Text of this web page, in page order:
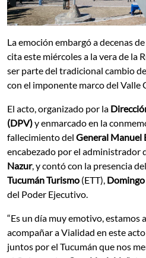
La emoción embargó a decenas
cita este miércoles a la vera de la
ser parte del tradicional cambio
con el imponente marco del Valle
El acto, organizado por la
(DPV)y enmarcado en la
fallecimiento del General Manuel
encabezado por el administrador
Nazur, y contó con la presencia
Tucumán Turismo (ETT),
del Poder Ejecutivo.
“Es un día muy emotivo, estamos
acompañar a Vialidad en este
juntos por el Tucumán que nos